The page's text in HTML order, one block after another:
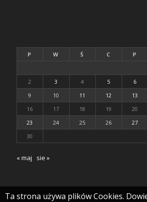
P W Ś C P
2
3 4 5 6
9
10 11 12 13
16
17 18 19 20
23
24 25 26 27
30
« maj sie »
Ta strona używa plików Cookies.